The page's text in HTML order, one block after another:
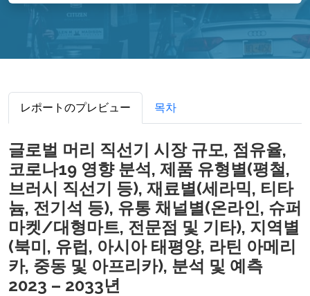
レポートのプレビュー 목차
글로벌 머리 직선기 시장 규모, 점유율,
코로나19 영향 분석, 제품 유형별(평철,
브러시 직선기 등), 재료별(세라믹, 티타
늄, 전기석 등), 유통 채널별(온라인, 슈퍼
마켓/대형마트, 전문점 및 기타), 지역별
(북미, 유럽, 아시아 태평양, 라틴 아메리
카, 중동 및 아프리카), 분석 및 예측
2023 – 2033년